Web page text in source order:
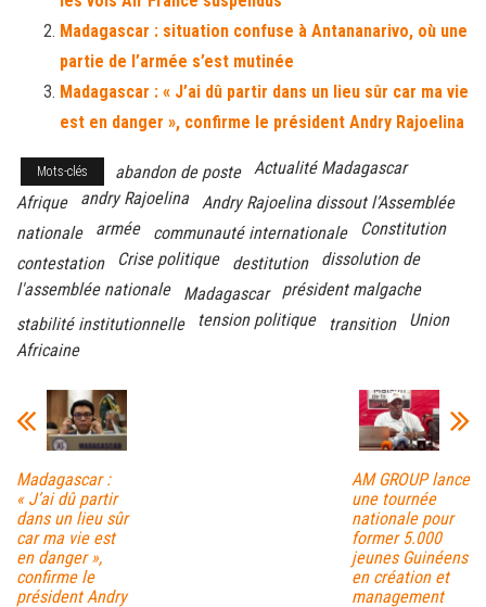
Madagascar : situation confuse à Antananarivo, où une
partie de l’armée s’est mutinée
Madagascar : « J’ai dû partir dans un lieu sûr car ma vie
est en danger », confirme le président Andry Rajoelina
Mots-clés abandon de poste
Actualité Madagascar
Afrique
andry Rajoelina
Andry Rajoelina dissout l’Assemblée
nationale
armée communauté internationale
Constitution
contestation
Crise politique destitution
dissolution de
l'assemblée nationale
Madagascar
président malgache
stabilité institutionnelle
tension politique transition
Union
Africaine
Madagascar :
« J’ai dû partir
dans un lieu sûr
car ma vie est
en danger »,
confirme le
président Andry
AM GROUP lance
une tournée
nationale pour
former 5.000
jeunes Guinéens
en création et
management